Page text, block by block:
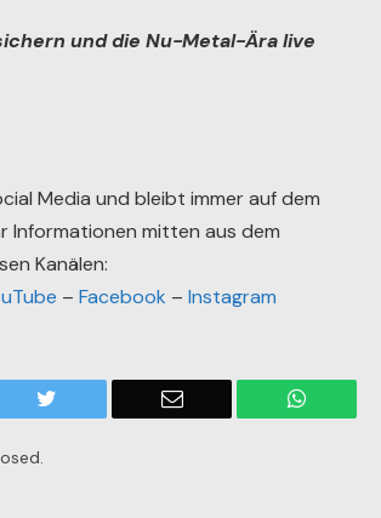
und die Nu-Metal-Ära live
Media und bleibt immer auf dem
Informationen mitten aus dem
Kanälen:
– Facebook – Instagram
Email